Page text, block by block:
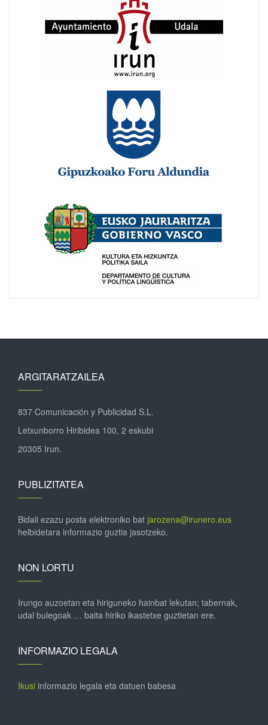
ARGITARATZAILEA
837 Comunicación y Publicidad S.L.
Letxunborro Hiribidea 100, 2 eskubi
20305 Irun.
PUBLIZITATEA
Bidali ezazu posta elektroniko bat jarozena@irunero.eus
helbidetara informazio guztia jasotzeko.
NON LORTU
Irungo auzoetan eta hiriguneko hainbat lekutan; tabernak,
udal bulegoak … baita hiriko ikastetxe guztietan ere.
INFORMAZIO LEGALA
Ikusi informazio legala eta datuen babesa